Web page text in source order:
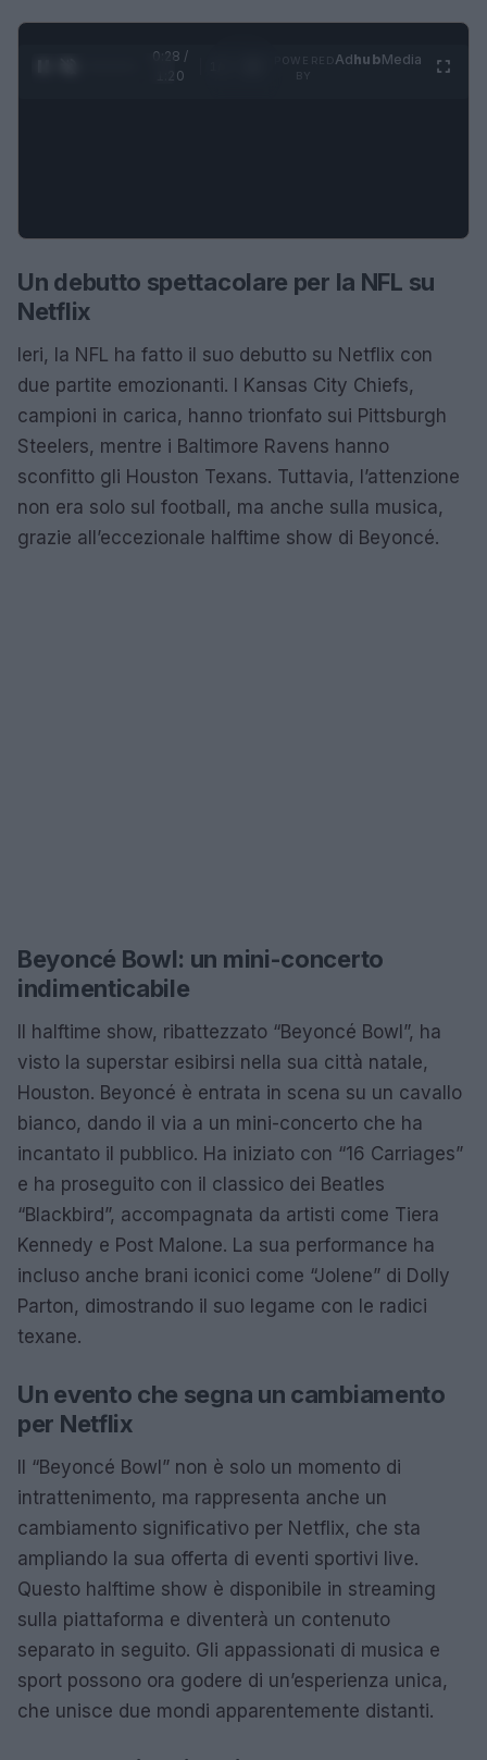
0:28 /
1:20
AdhubMedia
Un debutto spettacolare per la NFL su
Netflix
Ieri, la NFL ha fatto il suo debutto su Netflix con
due partite emozionanti. I Kansas City Chiefs,
campioni in carica, hanno trionfato sui Pittsburgh
Steelers, mentre i Baltimore Ravens hanno
sconfitto gli Houston Texans. Tuttavia, l’attenzione
non era solo sul football, ma anche sulla musica,
grazie all’eccezionale halftime show di Beyoncé.
Beyoncé Bowl: un mini-concerto
indimenticabile
Il halftime show, ribattezzato “Beyoncé Bowl”, ha
visto la superstar esibirsi nella sua città natale,
Houston. Beyoncé è entrata in scena su un cavallo
bianco, dando il via a un mini-concerto che ha
incantato il pubblico. Ha iniziato con “16 Carriages”
e ha proseguito con il classico dei Beatles
“Blackbird”, accompagnata da artisti come Tiera
Kennedy e Post Malone. La sua performance ha
incluso anche brani iconici come “Jolene” di Dolly
Parton, dimostrando il suo legame con le radici
texane.
Un evento che segna un cambiamento
per Netflix
Il “Beyoncé Bowl” non è solo un momento di
intrattenimento, ma rappresenta anche un
cambiamento significativo per Netflix, che sta
ampliando la sua offerta di eventi sportivi live.
Questo halftime show è disponibile in streaming
sulla piattaforma e diventerà un contenuto
separato in seguito. Gli appassionati di musica e
sport possono ora godere di un’esperienza unica,
che unisce due mondi apparentemente distanti.